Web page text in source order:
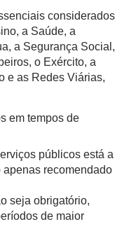
considerados
a Saúde, a
a Segurança Social,
o Exército, a
e as Redes Viárias,
em tempos de
públicos está a
recomendado
seja obrigatório,
de maior